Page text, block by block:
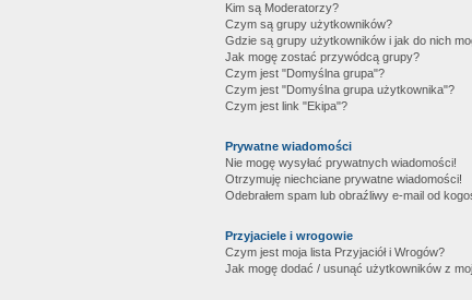
Kim są Moderatorzy?
Czym są grupy użytkowników?
Gdzie są grupy użytkowników i jak do nich
Jak mogę zostać przywódcą grupy?
Czym jest "Domyślna grupa"?
Czym jest "Domyślna grupa użytkownika"?
Czym jest link "Ekipa"?
Prywatne wiadomości
Nie mogę wysyłać prywatnych wiadomości!
Otrzymuję niechciane prywatne wiadomości!
Odebrałem spam lub obraźliwy e-mail od
Przyjaciele i wrogowie
Czym jest moja lista Przyjaciół i Wrogów?
Jak mogę dodać / usunąć użytkowników z